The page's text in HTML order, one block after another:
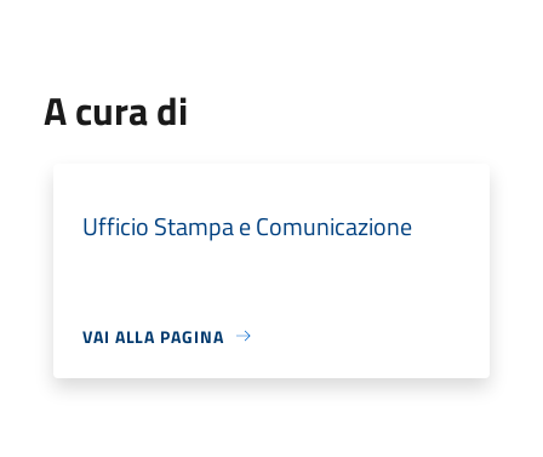
A cura di
Ufficio Stampa e Comunicazione
VAI ALLA PAGINA